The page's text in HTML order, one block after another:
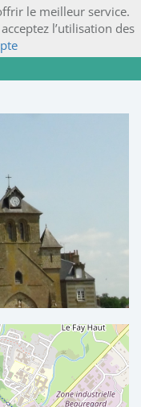
le meilleur service.
l’utilisation des